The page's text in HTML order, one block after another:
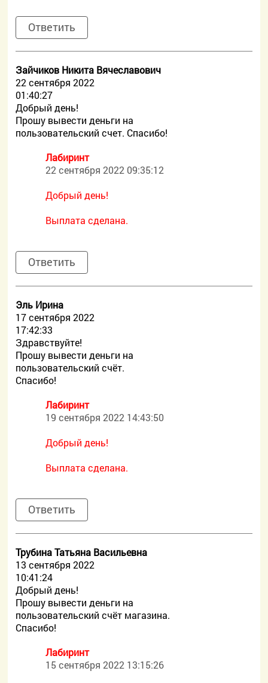
Ответить
Зайчиков Никита Вячеславович
22 сентября 2022
01:40:27
Добрый день!
Прошу вывести деньги на
пользовательский счет. Спасибо!
Лабиринт
22 сентября 2022 09:35:12
Добрый день!
Выплата сделана.
Ответить
Эль Ирина
17 сентября 2022
17:42:33
Здравствуйте!
Прошу вывести деньги на
пользовательский счёт.
Спасибо!
Лабиринт
19 сентября 2022 14:43:50
Добрый день!
Выплата сделана.
Ответить
Трубина Татьяна Васильевна
13 сентября 2022
10:41:24
Добрый день!
Прошу вывести деньги на
пользовательский счёт магазина.
Спасибо!
Лабиринт
15 сентября 2022 13:15:26